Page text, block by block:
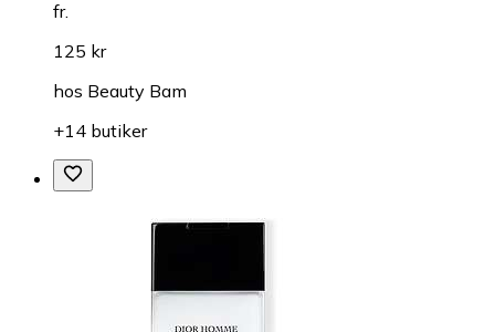
fr.
125 kr
hos Beauty Bam
+14 butiker